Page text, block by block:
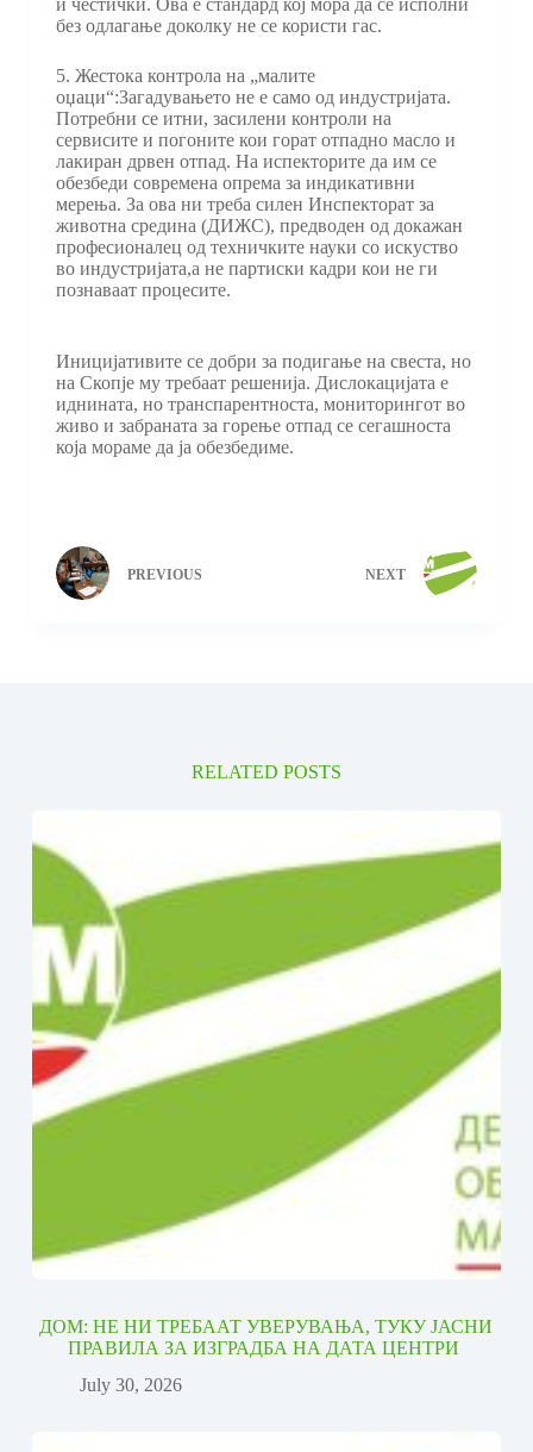
и честички. Ова е стандард кој мора да се исполни
без одлагање доколку не се користи гас.
5. Жестока контрола на „малите
оџаци“:Загадувањето не е само од индустријата.
Потребни се итни, засилени контроли на
сервисите и погоните кои горат отпадно масло и
лакиран дрвен отпад. На испекторите да им се
обезбеди современа опрема за индикативни
мерења. За ова ни треба силен Инспекторат за
животна средина (ДИЖС), предводен од докажан
професионалец од техничките науки со искуство
во индустријата,а не партиски кадри кои не ги
познаваат процесите.
Иницијативите се добри за подигање на свеста, но
на Скопје му требаат решенија. Дислокацијата е
иднината, но транспарентноста, мониторингот во
живо и забраната за горење отпад се сегашноста
која мораме да ја обезбедиме.
PREVIOUS NEXT
RELATED POSTS
ДОМ: НЕ НИ ТРЕБААТ УВЕРУВАЊА, ТУКУ ЈАСНИ
ПРАВИЛА ЗА ИЗГРАДБА НА ДАТА ЦЕНТРИ
July 30, 2026